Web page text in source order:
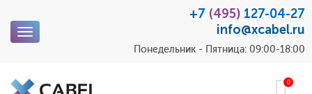
Toggle
+7 (495) 127-04-27
info@xcabel.ru
Понедельник - Пятница: 09:00-18:00
0